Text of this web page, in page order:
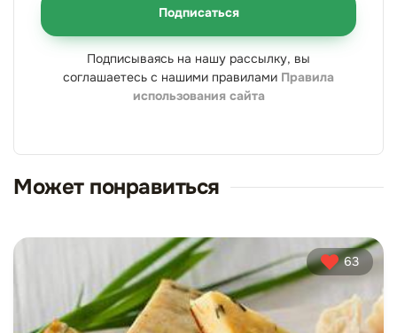
Подписаться
Подписываясь на нашу рассылку, вы
соглашаетесь с нашими правилами Правила
использования сайта
Может понравиться
63